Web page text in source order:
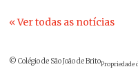
« Ver todas as notícias
© Colégio de São João de BritoPropriedade